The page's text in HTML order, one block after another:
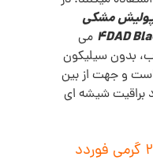
مشکی
می
بدون سیلیکون
و جهت از بین
براقیت شیشه ای
معرفی پولیش مشکی 250 گرمی فوردد